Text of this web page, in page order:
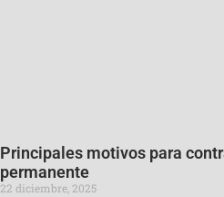
Principales motivos para
permanente
22 diciembre, 2025